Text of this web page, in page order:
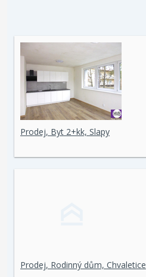
Prodej, Byt 2+kk, Slapy
Prodej, Rodinný dům, Chvaletice